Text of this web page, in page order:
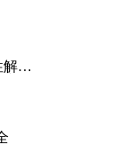
解析